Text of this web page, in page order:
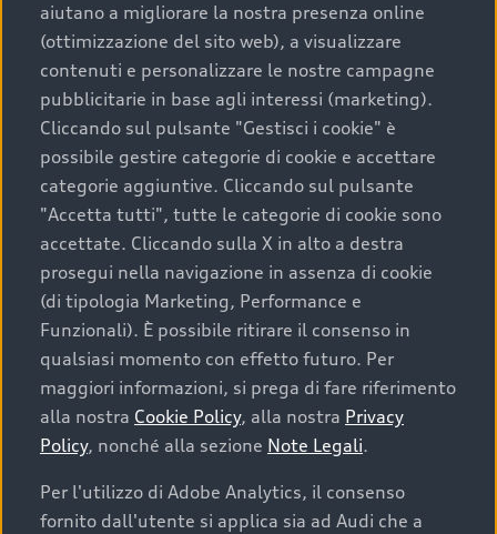
La qualità di acquistare
un’auto usata Audi
Scegliere un’auto usata è una decisione che coniuga
convenienza, affidabilità e sostenibilità. Per fare un
acquisto sicuro, è essenziale considerare aspetti
determinanti come la garanzia inclusa e l’affidabilità del
marchio. Audi offre l’auto usata perfetta tramite Audi
Prima Scelta :plus
Cosa sapere prima di
acquistare la tua prossima
auto
I requisiti fondamentali da considerare prima di
aiutano a migliorare la nostra presenza online
(ottimizzazione del sito web), a visualizzare
contenuti e personalizzare le nostre campagne
pubblicitarie in base agli interessi (marketing).
Cliccando sul pulsante "Gestisci i cookie" è
possibile gestire categorie di cookie e accettare
categorie aggiuntive. Cliccando sul pulsante
"Accetta tutti", tutte le categorie di cookie sono
accettate. Cliccando sulla X in alto a destra
prosegui nella navigazione in assenza di cookie
(di tipologia Marketing, Performance e
Funzionali). È possibile ritirare il consenso in
qualsiasi momento con effetto futuro. Per
maggiori informazioni, si prega di fare riferimento
alla nostra Cookie Policy, alla nostra Privacy
Policy, nonché alla sezione Note Legali.
Per l'utilizzo di Adobe Analytics, il consenso
fornito dall'utente si applica sia ad Audi che a